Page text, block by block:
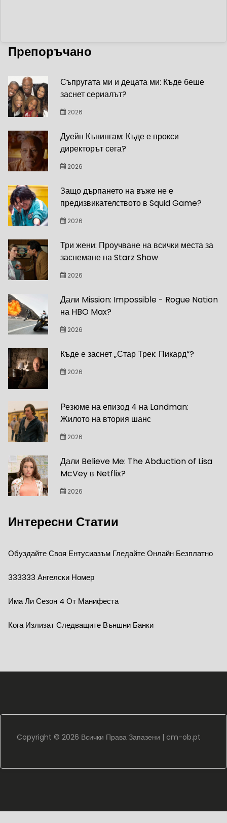
Препоръчано
Съпругата ми и децата ми: Къде беше
заснет сериалът?
2026
Дуейн Кънингам: Къде е прокси
директорът сега?
2026
Защо дърпането на въже не е
предизвикателството в Squid Game?
2026
Три жени: Проучване на всички места за
заснемане на Starz Show
2026
Дали Mission: Impossible - Rogue Nation
на HBO Max?
2026
Къде е заснет „Стар Трек: Пикард“?
2026
Резюме на епизод 4 на Landman:
Жилото на втория шанс
2026
Дали Believe Me: The Abduction of Lisa
McVey в Netflix?
2026
Интересни Статии
Обуздайте Своя Ентусиазъм Гледайте Онлайн Безплатно
333333 Ангелски Номер
Има Ли Сезон 4 От Манифеста
Кога Излизат Следващите Външни Банки
Copyright © 2026 Всички Права Запазени | cm-ob.pt